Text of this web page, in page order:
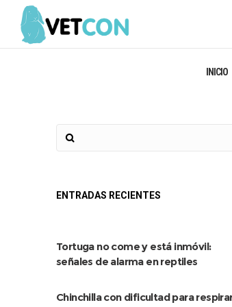
INICIO
ENTRADAS RECIENTES
Tortuga no come y está inmóvil:
señales de alarma en reptiles
Chinchilla con dificultad para